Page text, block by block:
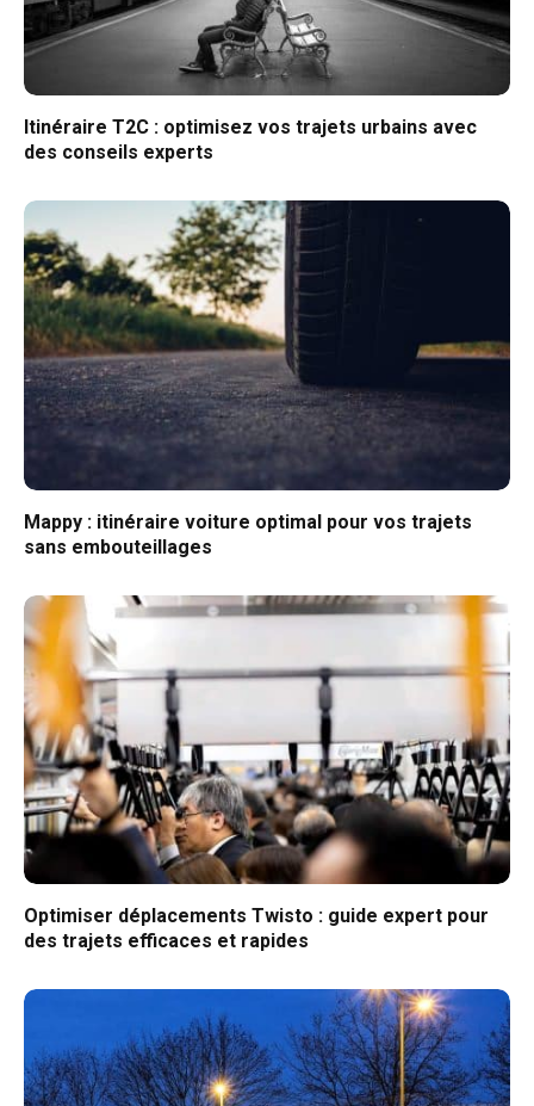
Itinéraire T2C : optimisez vos trajets urbains avec
des conseils experts
Mappy : itinéraire voiture optimal pour vos trajets
sans embouteillages
Optimiser déplacements Twisto : guide expert pour
des trajets efficaces et rapides